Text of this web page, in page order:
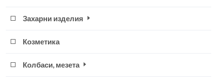
Захарни изделия
Козметика
Колбаси, мезета